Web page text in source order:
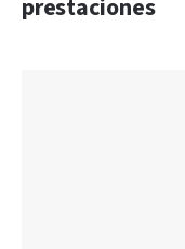
prestaciones